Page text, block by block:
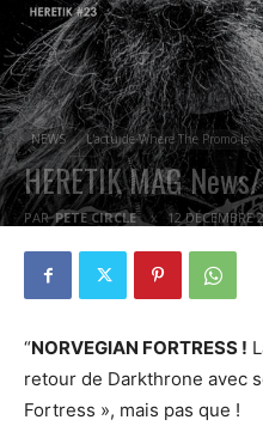
NEWS L'actu de Where The Promo Is
HERETIK MAG
PAR PETE CIRCLE 12 DÉCEMBRE
“NORVEGIAN FORTRESS !
retour de Darkthrone avec
Fortress », mais pas que !